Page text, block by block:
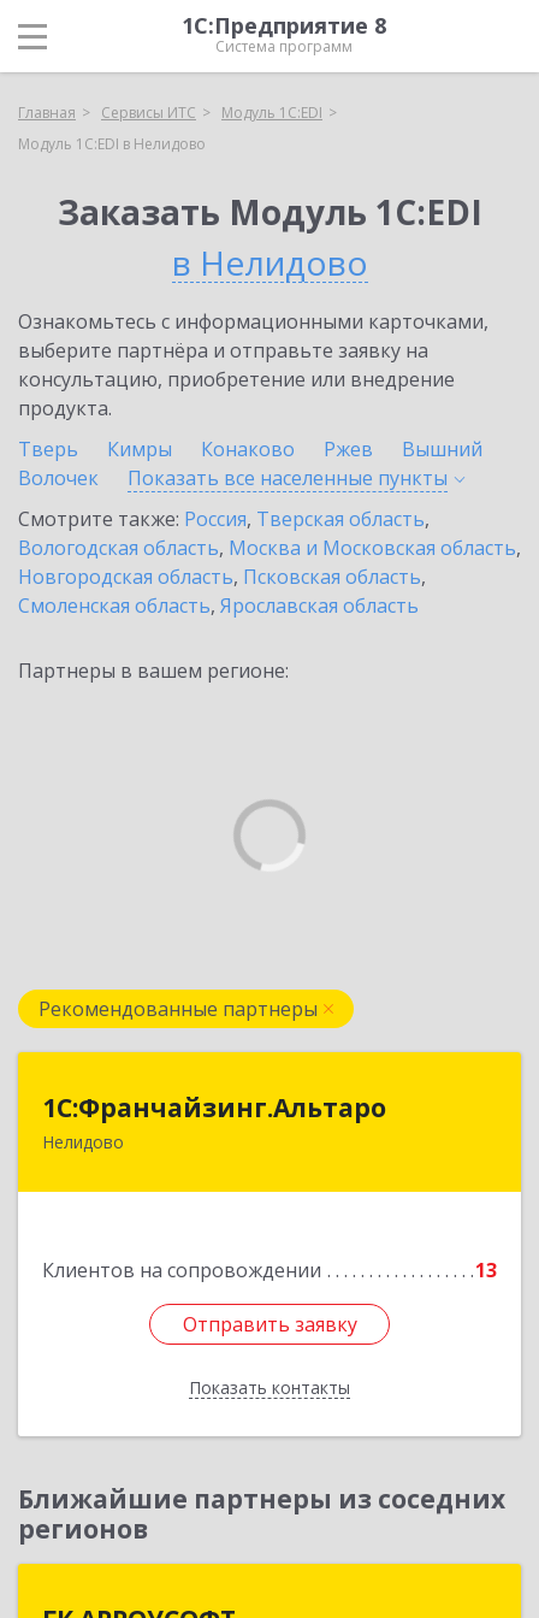
1С:Предприятие 8
Система программ
Главная Сервисы ИТС
Модуль 1C:EDI
Модуль 1C:EDI в Нелидово
Заказать Модуль 1C:EDI
в Нелидово
Ознакомьтесь с информационными карточками,
выберите партнёра и отправьте заявку на
консультацию, приобретение или внедрение
продукта.
Тверь
Кимры Конаково Ржев
Вышний
Волочек
Показать все населенные пункты
Смотрите также: Россия, Тверская область,
Вологодская область, Москва и Московская область,
Новгородская область, Псковская область,
Смоленская область, Ярославская область
Партнеры в вашем регионе:
Рекомендованные партнеры
1С:Франчайзинг.Альтаро
Нелидово
Клиентов на сопровождении 13
Отправить заявку
Показать контакты
1С:Франчайзинг.Альтаро
172527, Тверская обл, Нелидово г, Матросова
Отправить заявку
Назад
Ближайшие партнеры из соседних
регионов